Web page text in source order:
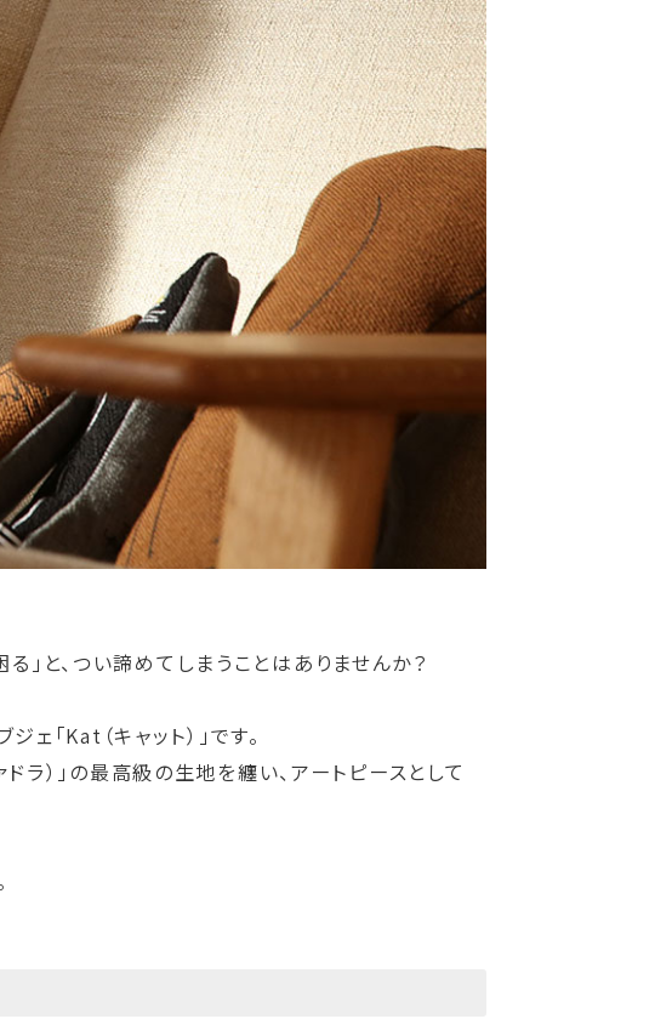
」と、つい諦めてしまうことはありませんか？
「Kat（キャット）」です。
ラ）」の最高級の生地を纏い、アートピースとして